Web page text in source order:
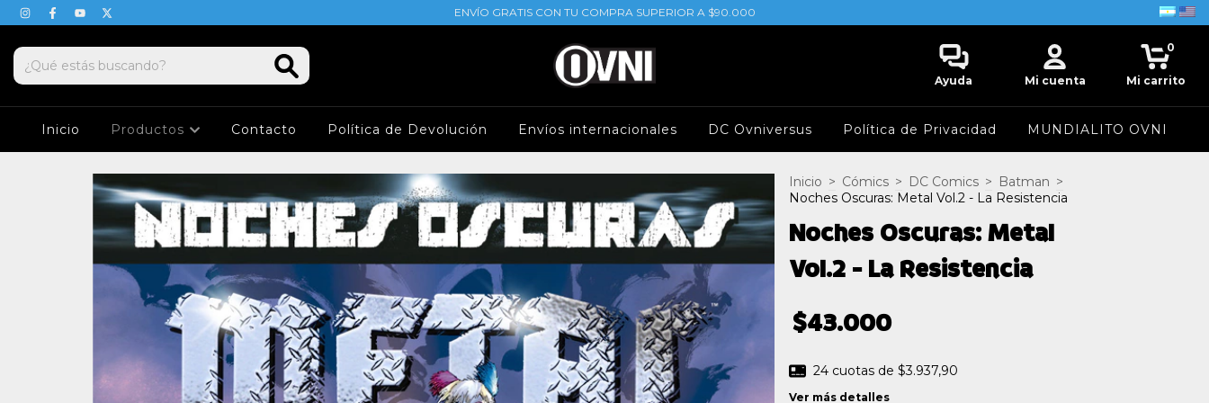
ENVÍO GRATIS CON TU COMPRA SUPERIOR A $90.000
Ayuda Mi cuenta Mi carrito
0
Inicio Productos Contacto Política de Devolución Envíos internacionales DC Ovniversus Política de Privacidad MUNDIALITO OVNI
Inicio > Cómics > DC Comics > Batman >
Noches Oscuras: Metal Vol.2 - La Resistencia
Noches Oscuras: Metal
Vol.2 - La Resistencia
$43.000
24 cuotas de $3.937,90
Ver más detalles